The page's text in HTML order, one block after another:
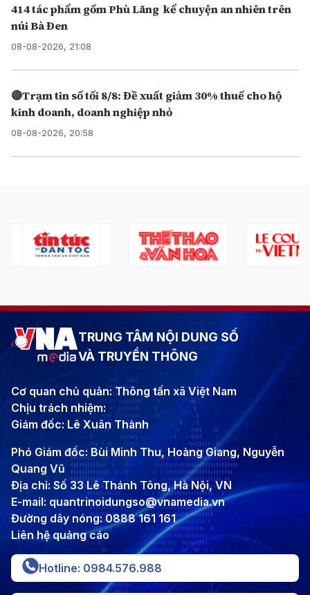
414 tác phẩm gốm Phù Lãng kể chuyện an nhiên trên
núi Bà Đen
08-08-2026, 21:08
🔴Trạm tin số tối 8/8: Đề xuất giảm 30% thuế cho hộ
kinh doanh, doanh nghiệp nhỏ
08-08-2026, 20:58
TRUNG TÂM NỘI DUNG SỐ
VÀ TRUYỀN THÔNG
Cơ quan chủ quản: Thông tấn xã Việt Nam
Chịu trách nhiệm:
Giám đốc: Lê Xuân Thành
Phó Giám đốc: Bùi Minh Thu, Hoàng Giang, Nguyễn
Quang Vũ
Địa chỉ: Số 33 Lê Thánh Tông, Hà Nội, VN
E-mail: quantrinoidungso@vnamedia.vn
Đường dây nóng: 0888 161 161
Liên hệ quảng cáo
Hotline: 0984.576.988